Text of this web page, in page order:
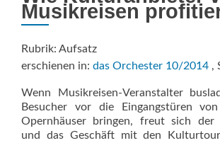
Musikreisen
Rubrik: Aufsatz
erschienen in: das Orchester 10/2014 ,
Wenn Musikreisen-Veranstalter
Besucher vor die Eingangstüren
Opernhäuser bringen, freut sich der
und das Geschäft mit den